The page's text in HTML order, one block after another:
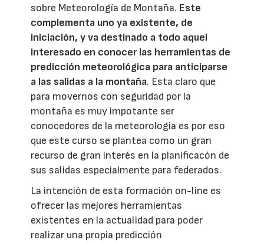
sobre Meteorología de Montaña. Este
complementa uno ya existente, de
iniciación, y va destinado a todo aquel
interesado en conocer las herramientas de
predicción meteorológica para anticiparse
a las salidas a la montaña. Esta claro que
para movernos con seguridad por la
montaña es muy impotante ser
conocedores de la meteorologia es por eso
que este curso se plantea como un gran
recurso de gran interés en la planificacón de
sus salidas especialmente para federados.
La intención de esta formación on-line es
ofrecer las mejores herramientas
existentes en la actualidad para poder
realizar una propia predicción